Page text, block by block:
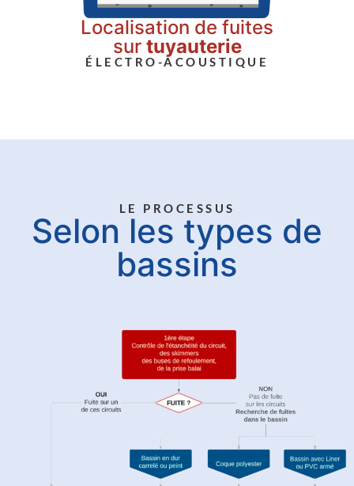
Localisation de fuites
sur tuyauterie
ÉLECTRO-ACOUSTIQUE
LE PROCESSUS
Selon les types de
bassins